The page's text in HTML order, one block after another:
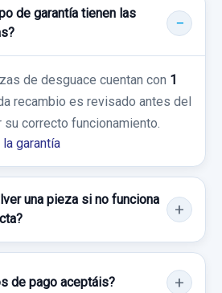
OEM:
no incluidos.
por whatsapp
OEM:8P0419689
no incluidos.
1K0505315BM
1K0505315BM... usado.
(8P) 1.6 TDI
de garantía tienen las
de desguace cuentan con 1
recambio es revisado antes del
correcto funcionamiento.
garantía
una pieza si no funciona
de pago aceptáis?